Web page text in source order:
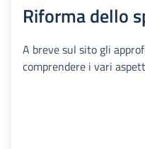
Riforma dello
A breve sul sito gli
comprendere i vari